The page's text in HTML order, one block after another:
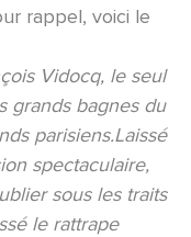
rappel, voici le
Vidocq, le seul
grands bagnes du
parisiens.Laissé
spectaculaire,
sous les traits
le rattrape